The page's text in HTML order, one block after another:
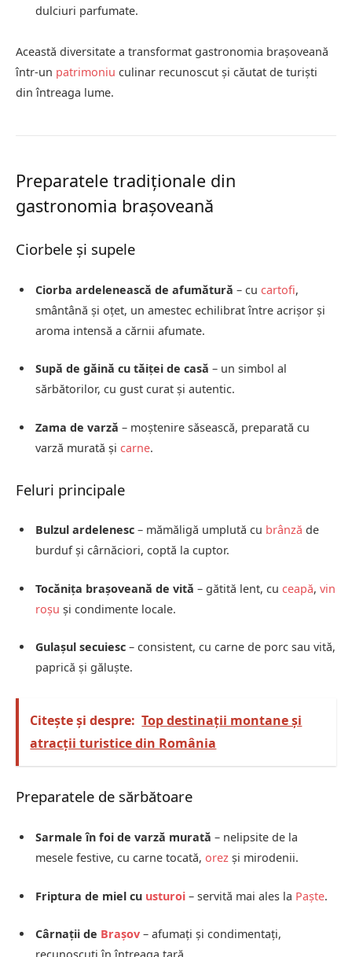
dulciuri parfumate.
Această diversitate a transformat gastronomia brașoveană
într-un patrimoniu culinar recunoscut și căutat de turiști
din întreaga lume.
Preparatele tradiționale din
gastronomia brașoveană
Ciorbele și supele
Ciorba ardelenească de afumătură – cu cartofi,
smântână și oțet, un amestec echilibrat între acrișor și
aroma intensă a cărnii afumate.
Supă de găină cu tăiței de casă – un simbol al
sărbătorilor, cu gust curat și autentic.
Zama de varză – moștenire săsească, preparată cu
varză murată și carne.
Feluri principale
Bulzul ardelenesc – mămăligă umplută cu brânză de
burduf și cârnăciori, coptă la cuptor.
Tocănița brașoveană de vită – gătită lent, cu ceapă, vin
roșu și condimente locale.
Gulașul secuiesc – consistent, cu carne de porc sau vită,
paprică și găluște.
Citește și despre: Top destinații montane și
atracții turistice din România
Preparatele de sărbătoare
Sarmale în foi de varză murată – nelipsite de la
mesele festive, cu carne tocată, orez și mirodenii.
Friptura de miel cu usturoi – servită mai ales la Paște.
Cârnații de Brașov – afumați și condimentați,
recunoscuți în întreaga țară.